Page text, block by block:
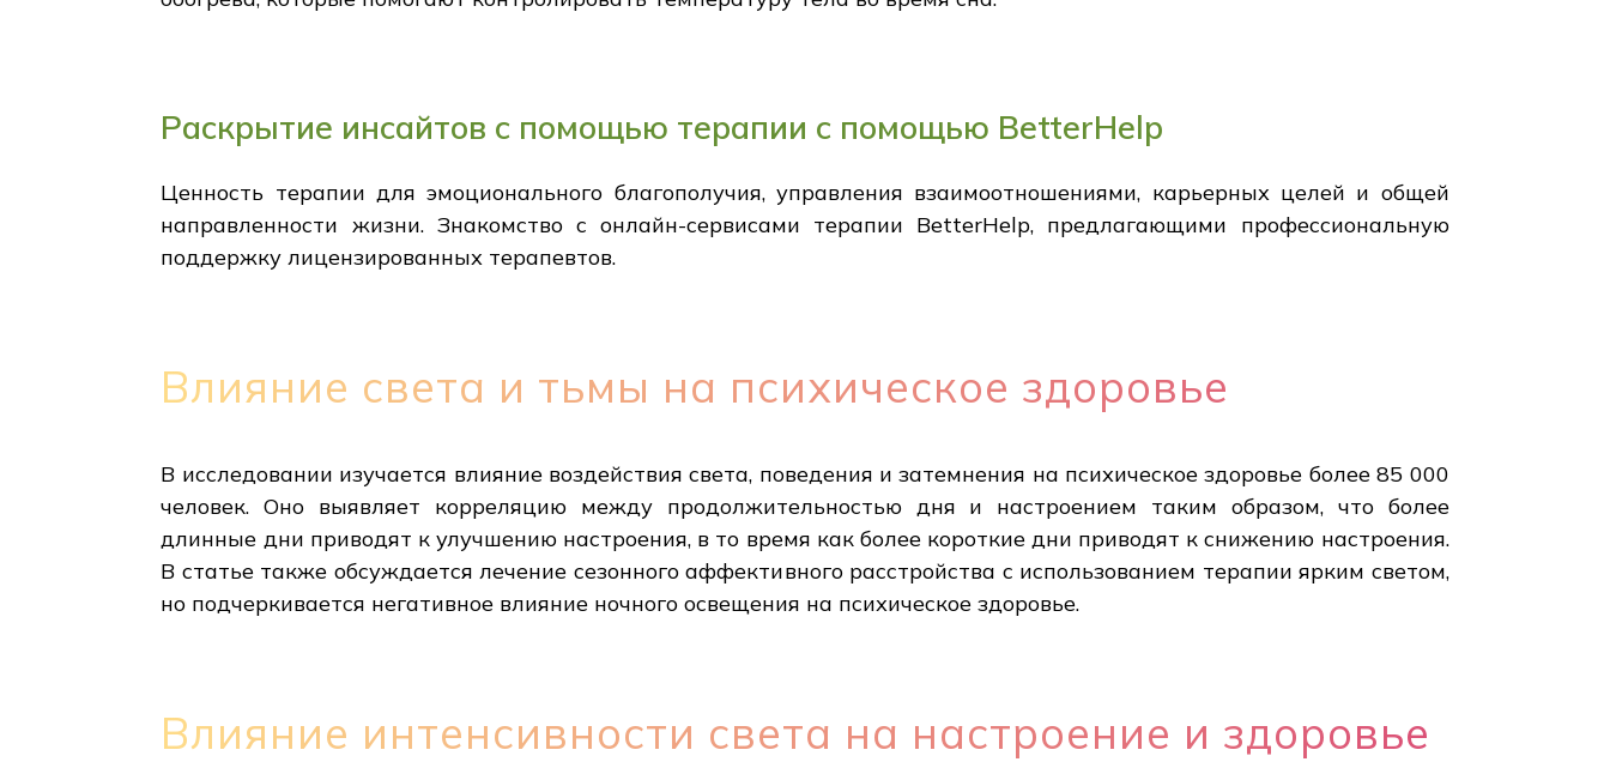
Раскрытие инсайтов с помощью терапии с помощью BetterHelp
Ценность терапии для эмоционального благополучия, управления взаимоотношениями, карьерных целей и общей
направленности жизни. Знакомство с онлайн-сервисами терапии BetterHelp, предлагающими профессиональную
поддержку лицензированных терапевтов.
Влияние света и тьмы на психическое здоровье
В исследовании изучается влияние воздействия света, поведения и затемнения на психическое здоровье более 85 000
человек. Оно выявляет корреляцию между продолжительностью дня и настроением таким образом, что более
длинные дни приводят к улучшению настроения, в то время как более короткие дни приводят к снижению настроения.
В статье также обсуждается лечение сезонного аффективного расстройства с использованием терапии ярким светом,
но подчеркивается негативное влияние ночного освещения на психическое здоровье.
Влияние интенсивности света на настроение и здоровье